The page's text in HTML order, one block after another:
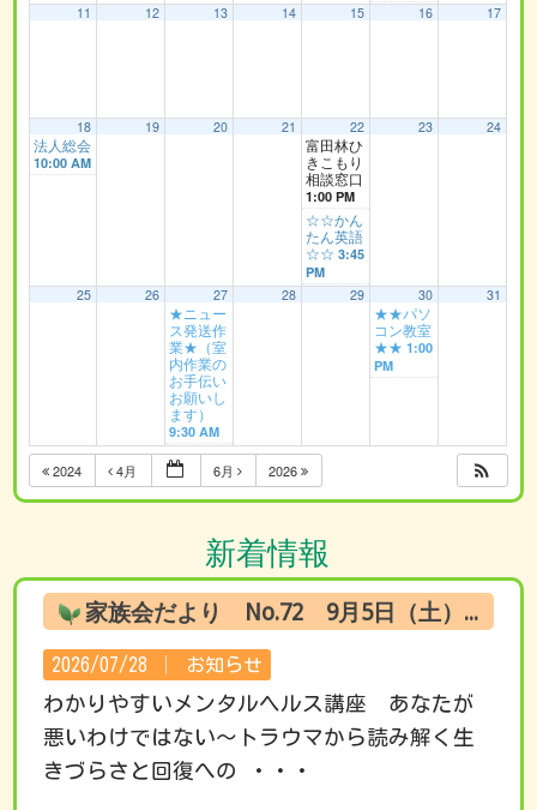
11 12 13 14 15 16 17
18
法人総会
10:00 AM
19 20 21 22
富田林ひ
きこもり
相談窓口
1:00 PM
☆☆かん
たん英語
☆☆3:45
PM
23 24
25 26 27
★ニュー
ス発送作
業★（室
内作業の
お手伝い
お願いし
ます）
9:30 AM
28 29 30
★★パソ
コン教室
★★1:00
PM
31
2024 4月 6月 2026
新着情報
家族会だより No.72 9月5日（土） オンライン試聴のお知らせ
2026/07/28 │ お知らせ
わかりやすいメンタルヘルス講座 あなたが
悪いわけではない～トラウマから読み解く生
きづらさと回復への ・・・